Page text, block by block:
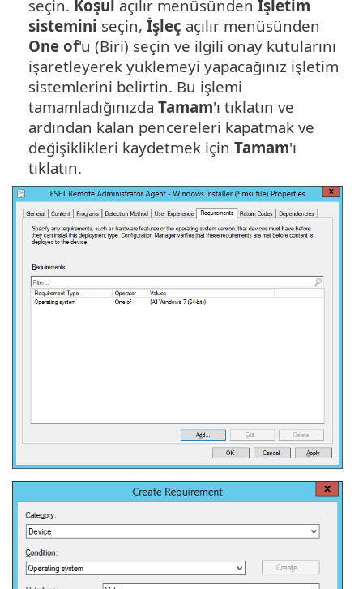
seçin. Koşul açılır menüsünden İşletim
sistemini seçin, İşleç açılır menüsünden
One of'u (Biri) seçin ve ilgili onay kutularını
işaretleyerek yüklemeyi yapacağınız işletim
sistemlerini belirtin. Bu işlemi
tamamladığınızda Tamam'ı tıklatın ve
ardından kalan pencereleri kapatmak ve
değişiklikleri kaydetmek için Tamam'ı
tıklatın.